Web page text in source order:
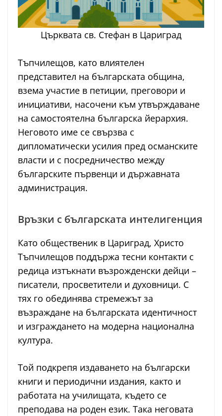
Църквата св. Стефан в Цариград
Тъпчилещов, като влиятелен
представител на българската община,
взема участие в петиции, преговори и
инициативи, насочени към утвърждаване
на самостоятелна българска йерархия.
Неговото име се свързва с
дипломатически усилия пред османските
власти и с посредничество между
българските първенци и държавната
администрация.
Връзки с българската интелигенция
Като общественик в Цариград, Христо
Тъпчилещов поддържа тесни контакти с
редица изтъкнати възрожденски дейци –
писатели, просветители и духовници. С
тях го обединява стремежът за
възраждане на българската идентичност
и изграждането на модерна национална
култура.
Той подкрепя издаването на български
книги и периодични издания, както и
работата на училищата, където се
преподава на роден език. Така неговата